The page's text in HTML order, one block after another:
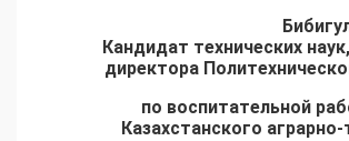
Кандидат технических
директора
по воспитательной
Казахстанского